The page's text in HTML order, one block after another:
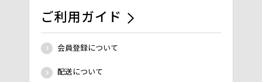
ご利用ガイド
会員登録について
配送について